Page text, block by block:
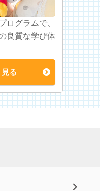
ログラムで、
良質な学び体
る